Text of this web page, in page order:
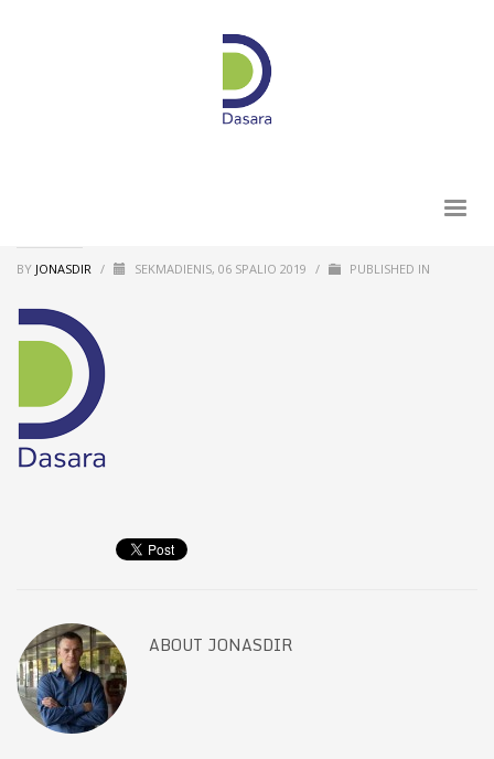
BY JONASDIR / SEKMADIENIS, 06 SPALIO 2019 / PUBLISHED IN
ABOUT JONASDIR